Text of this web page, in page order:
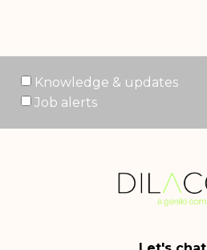
Knowledge & updates
Job alerts